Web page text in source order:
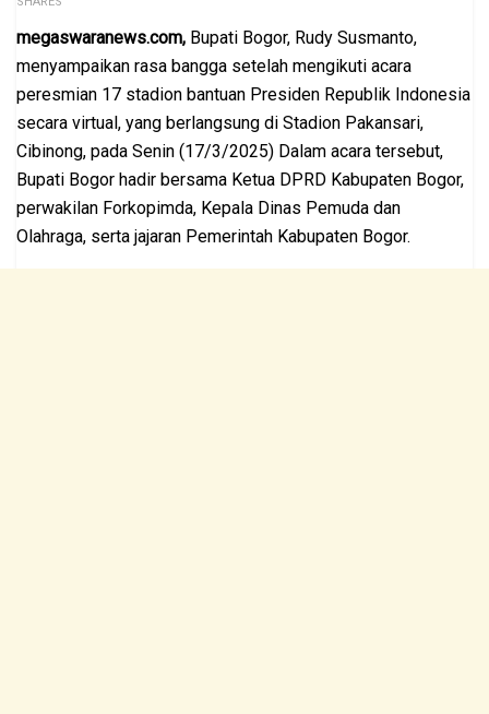
megaswaranews.com, Bupati Bogor, Rudy Susmanto,
menyampaikan rasa bangga setelah mengikuti acara
peresmian 17 stadion bantuan Presiden Republik Indonesia
secara virtual, yang berlangsung di Stadion Pakansari,
Cibinong, pada Senin (17/3/2025) Dalam acara tersebut,
Bupati Bogor hadir bersama Ketua DPRD Kabupaten Bogor,
perwakilan Forkopimda, Kepala Dinas Pemuda dan
Olahraga, serta jajaran Pemerintah Kabupaten Bogor.